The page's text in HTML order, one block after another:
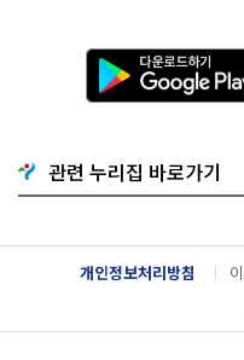
다
운
로
기
G
o
g
l
e
관련 누리집 바로가기
개인정보처리방침